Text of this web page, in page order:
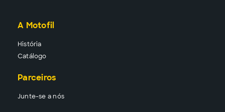
A Motofil
História
Catálogo
Parceiros
Junte-se a nós